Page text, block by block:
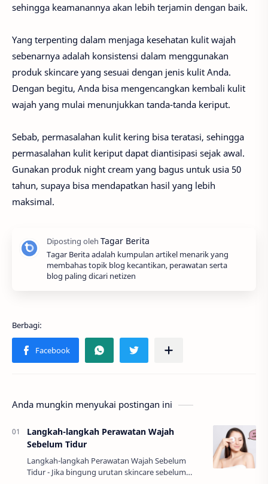
sehingga keamanannya akan lebih terjamin dengan baik.
Yang terpenting dalam menjaga kesehatan kulit wajah
sebenarnya adalah konsistensi dalam menggunakan
produk skincare yang sesuai dengan jenis kulit Anda.
Dengan begitu, Anda bisa mengencangkan kembali kulit
wajah yang mulai menunjukkan tanda-tanda keriput.
Sebab, permasalahan kulit kering bisa teratasi, sehingga
permasalahan kulit keriput dapat diantisipasi sejak awal.
Gunakan produk night cream yang bagus untuk usia 50
tahun, supaya bisa mendapatkan hasil yang lebih
maksimal.
Tagar Berita adalah kumpulan artikel menarik yang
membahas topik blog kecantikan, perawatan serta
blog paling dicari netizen
Anda mungkin menyukai postingan ini
Langkah-langkah Perawatan Wajah
Sebelum Tidur
Langkah-langkah Perawatan Wajah Sebelum
Tidur - Jika bingung urutan skincare sebelum